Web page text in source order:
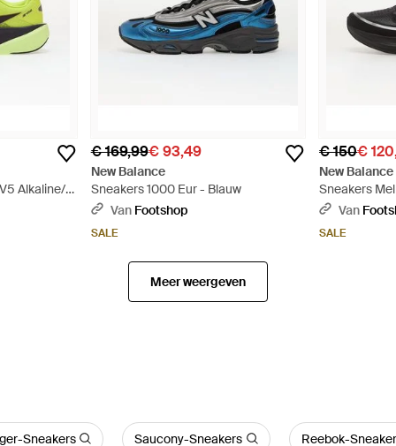
Alkaline/
€ 169,99€ 93,49
New Balance
Sneakers 1000 Eur - Blauw
Van Footshop
SALE
€ 150€
New Balance
Sneakers
Zwart
Van
SALE
Meer weergeven
Sneakers Saucony-Sneakers Reebok-